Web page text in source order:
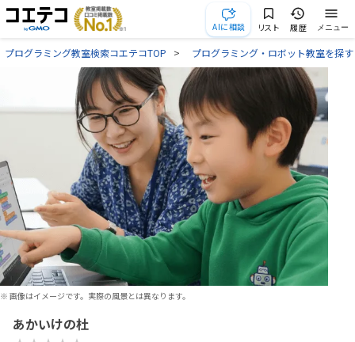
AIに相談 リスト 履歴 メニュー
プログラミング教室検索コエテコTOP プログラミング・ロボット教室を探す
※ 画像はイメージです。実際の風景とは異なります。
あかいけの杜